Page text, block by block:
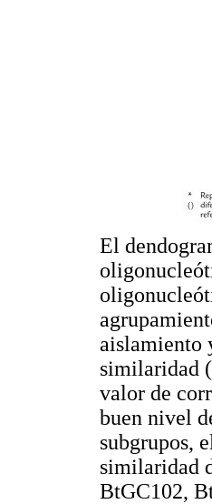
El
aislamiento
similaridad
valor de
buen nivel
subgrupos,
similaridad
BtGC102,